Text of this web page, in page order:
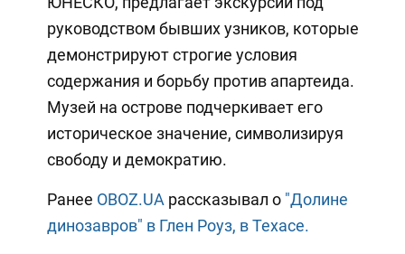
руководством бывших узников, которые
демонстрируют строгие условия
содержания и борьбу против апартеида.
Музей на острове подчеркивает его
историческое значение, символизируя
свободу и демократию.
Ранее OBOZ.UA рассказывал о "Долине
динозавров" в Глен Роуз, в Техасе.